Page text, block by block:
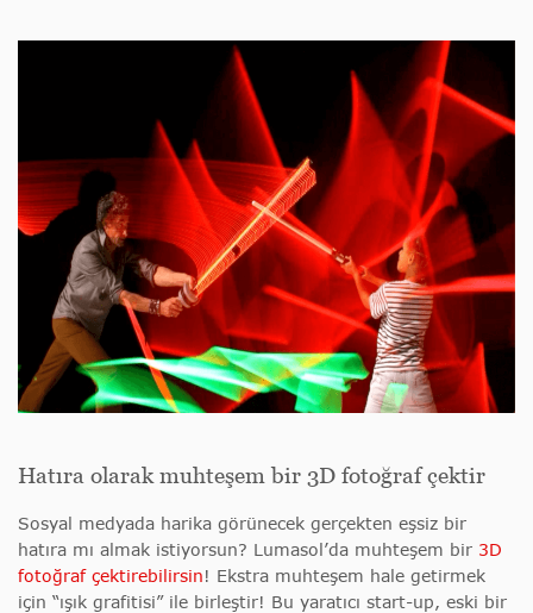
Hatıra olarak muhteşem bir 3D fotoğraf çektir
Sosyal medyada harika görünecek gerçekten eşsiz bir
hatıra mı almak istiyorsun? Lumasol’da muhteşem bir 3D
fotoğraf çektirebilirsin! Ekstra muhteşem hale getirmek
için “ışık grafitisi” ile birleştir! Bu yaratıcı start-up, eski bir